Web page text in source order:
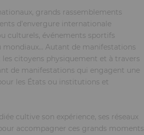
grands rassemblements
d’envergure internationale
culturels, événements sportifs
mondiaux… Autant de manifestations
citoyens physiquement et à travers
de manifestations qui engagent une
les États ou institutions et
cultive son expérience, ses réseaux
accompagner ces grands moments